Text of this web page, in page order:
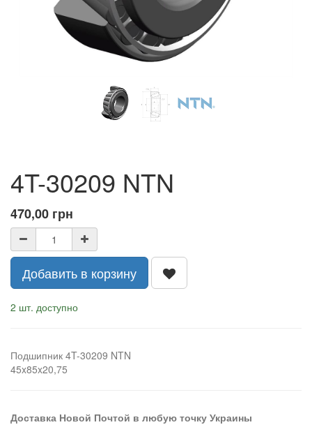
4T-30209 NTN
470,00 грн
Добавить в корзину
2 шт. доступно
Подшипник 4T-30209 NTN
45x85x20,75
Доставка Новой Почтой в любую точку Украины